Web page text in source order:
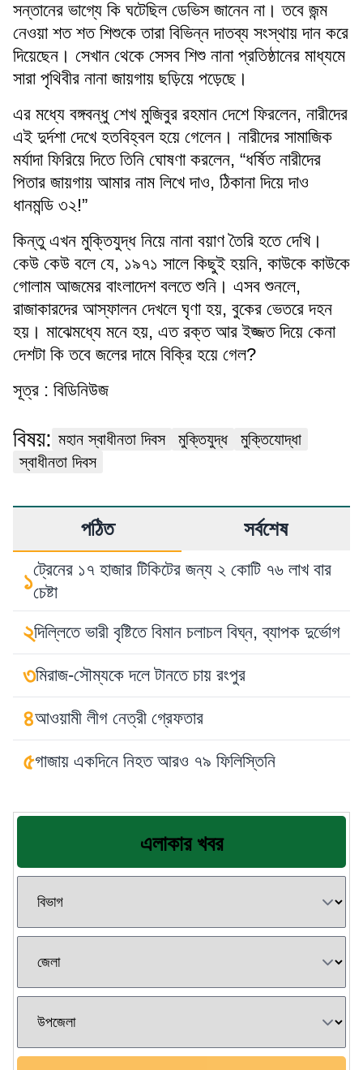
সন্তানের ভাগ্যে কি ঘটেছিল ডেভিস জানেন না। তবে জন্ম
নেওয়া শত শত শিশুকে তারা বিভিন্ন দাতব্য সংস্থায় দান করে
দিয়েছেন। সেখান থেকে সেসব শিশু নানা প্রতিষ্ঠানের মাধ্যমে
সারা পৃথিবীর নানা জায়গায় ছড়িয়ে পড়েছে।
এর মধ্যে বঙ্গবন্ধু শেখ মুজিবুর রহমান দেশে ফিরলেন, নারীদের
এই দুর্দশা দেখে হতবিহ্বল হয়ে গেলেন। নারীদের সামাজিক
মর্যাদা ফিরিয়ে দিতে তিনি ঘোষণা করলেন, “ধর্ষিত নারীদের
পিতার জায়গায় আমার নাম লিখে দাও, ঠিকানা দিয়ে দাও
ধানমন্ডি ৩২!”
কিন্তু এখন মুক্তিযুদ্ধ নিয়ে নানা বয়াণ তৈরি হতে দেখি।
কেউ কেউ বলে যে, ১৯৭১ সালে কিছুই হয়নি, কাউকে কাউকে
গোলাম আজমের বাংলাদেশ বলতে শুনি। এসব শুনলে,
রাজাকারদের আস্ফালন দেখলে ঘৃণা হয়, বুকের ভেতরে দহন
হয়। মাঝেমধ্যে মনে হয়, এত রক্ত আর ইজ্জত দিয়ে কেনা
দেশটা কি তবে জলের দামে বিক্রি হয়ে গেল?
সূত্র : বিডিনিউজ
বিষয়: মহান স্বাধীনতা দিবস মুক্তিযুদ্ধ
মুক্তিযোদ্ধা
স্বাধীনতা দিবস
পঠিত সর্বশেষ
১ট্রেনের ১৭ হাজার টিকিটের জন্য ২ কোটি ৭৬ লাখ বার
চেষ্টা
২দিল্লিতে ভারী বৃষ্টিতে বিমান চলাচল বিঘ্ন, ব্যাপক দুর্ভোগ
৩মিরাজ-সৌম্যকে দলে টানতে চায় রংপুর
৪আওয়ামী লীগ নেত্রী গ্রেফতার
৫গাজায় একদিনে নিহত আরও ৭৯ ফিলিস্তিনি
এলাকার খবর